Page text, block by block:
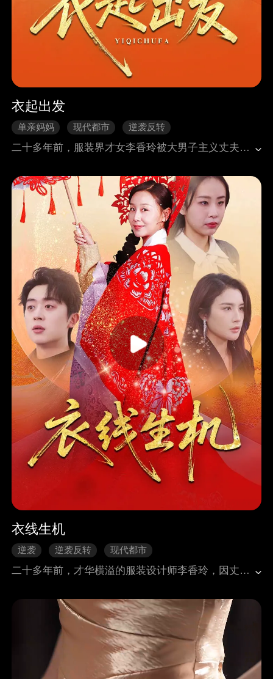
衣起出发
单亲妈妈 现代都市 逆袭反转
二十多年前，服装界才女李香玲被大男子主义丈夫逼迫辞职，沦为家庭主妇。丈夫去世后，儿子赵晓光继承父性，禁止她抛头露面。怀揣重返服装领域、登上巴黎时装展的梦想，李香玲瞒着儿子开缝纫店，凭手艺收获街坊好评，还被小燕子服装厂的苏暖暖看中，获五百万年薪邀约。她告知儿子后，反被赵晓光囚禁。幡然醒悟的李香玲说服儿媳何茜茜，一同投奔苏暖暖。不料二人遭主管吴一文刁难打压，吴一文甚至诬陷她弄坏机器，企图废掉她的手。危急时刻苏暖暖赶到，李香玲能否获救？吴一文又将如何收场？
衣线生机
逆袭 逆袭反转 现代都市
二十多年前，才华横溢的服装设计师李香玲，因丈夫的大男子主义被迫辞职回家相夫教子。丈夫去世后，儿子赵晓光继承其父性格，禁止她抛头露面，李香玲只能隐忍。怀揣着服装梦的她，瞒着儿子开了间缝纫店，凭借好手艺收获街坊好评，还被高薪寻觅首席设计师的苏暖暖看中。她欣喜告知儿子，反被赵晓光囚禁。幡然醒悟的李香玲，说服儿媳何茜茜一同投奔小燕子服装厂。不料二人却遭主管吴一文刁难、诬陷，吴一文甚至企图废掉她的手。千钧一发之际苏暖暖赶到，她能否救下李香玲？吴一文又将如何收场？